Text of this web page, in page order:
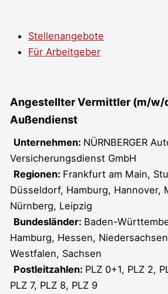
Stellenangebote
Für Arbeitgeber
Angestellter Vermittler (m/w/
Außendienst
Unternehmen: NÜRNBERGER
Versicherungsdienst GmbH
Regionen: Frankfurt am Main
Düsseldorf Hamburg Hannover
Nürnberg Leipzig
Bundesländer: Baden-
Hamburg Hessen Niedersachsen
Westfalen Sachsen
Postleitzahlen: PLZ 0+1 PLZ 2
PLZ 7 PLZ 8 PLZ 9